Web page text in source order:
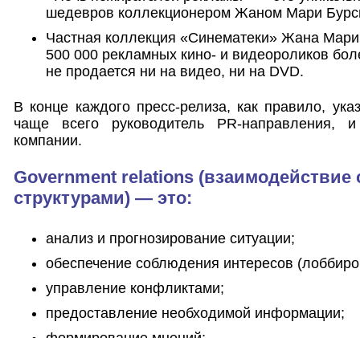
шедевров коллекционером Жаном Мари
Частная коллекция «Синематеки» Жана
500 000 рекламных кино- и видеороликов
не продается ни на видео, ни на DVD.
В конце каждого пресс-релиза, как правило,
чаще всего руководитель PR-направления,
компании.
Government relations
структурами) — это:
анализ и прогнозирование ситуации;
обеспечение соблюдения интересов
управление конфликтами;
предоставление необходимой информации;